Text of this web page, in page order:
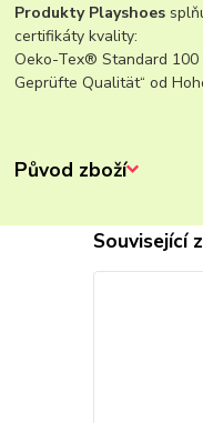
Produkty Playshoes
certifikáty kvality:
Oeko-Tex® Standard 100
Geprüfte Qualität“ od
Původ zboží
Související